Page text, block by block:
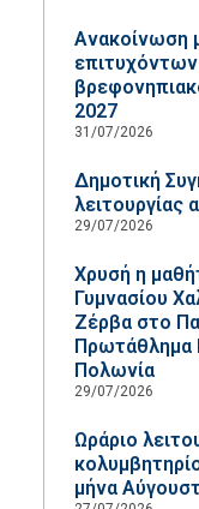
Ανακοίνωση
2027
31/07/2026
Δημοτική
λειτουργίας
29/07/2026
Χρυσή η
Γυμνασίου
Ζέρβα στο
Πρωτάθλημα
Πολωνία
29/07/2026
Ωράριο
μήνα